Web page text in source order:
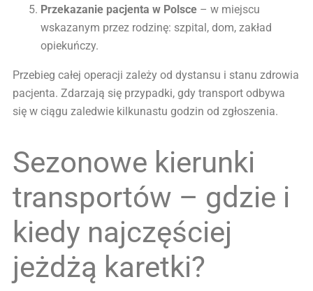
Przekazanie pacjenta w Polsce – w miejscu
wskazanym przez rodzinę: szpital, dom, zakład
opiekuńczy.
Przebieg całej operacji zależy od dystansu i stanu zdrowia
pacjenta. Zdarzają się przypadki, gdy transport odbywa
się w ciągu zaledwie kilkunastu godzin od zgłoszenia.
Sezonowe kierunki
transportów – gdzie i
kiedy najczęściej
jeżdżą karetki?